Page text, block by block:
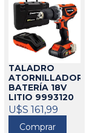
TALADRO
ATORNILLADOR
BATERÍA 18V
LITIO 9993120
DOWEN PAGIO
424233
U$S 161,99
Comprar